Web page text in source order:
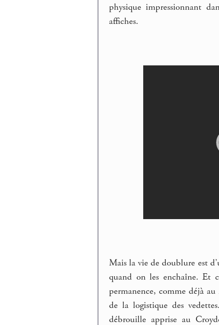
physique impressionnant
affiches.
Mais la vie de doublure est
quand on les enchaîne. Et
permanence, comme déjà
de la logistique des
débrouille apprise au